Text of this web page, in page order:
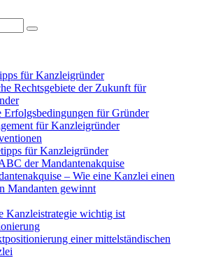
für Kanzleigründer
Rechtsgebiete der Zukunft für
Erfolgsbedingungen für Gründer
für Kanzleigründer
für Kanzleigründer
der Mandantenakquise
– Wie eine Kanzlei einen
Mandanten gewinnt
Kanzleistrategie wichtig ist
einer mittelständischen